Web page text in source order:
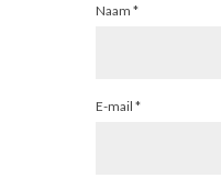
Naam *
E-mail *